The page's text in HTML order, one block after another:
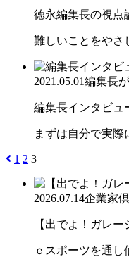
徳永編集長の視点
難しいことをやさ
2021.05.01編集長
編集長インタビュ
まずは自分で実
1 2 3
2026.07.14企業家
【出でよ！ガレ
ｅスポーツを通